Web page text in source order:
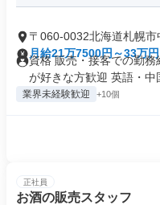
〒060-0032北海道札幌市
月給21万7500円～33万円
資格 販売・接客での勤
が好きな方歓迎 英語・中
業界未経験歓迎 +10個
正社員
お酒の販売スタッフ